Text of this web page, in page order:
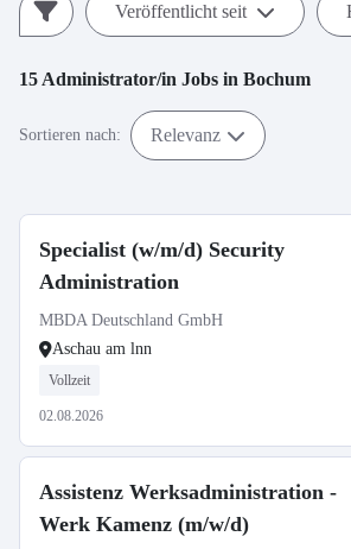
Veröffentlicht seit
15 Administrator/in Jobs in Bochum
Sortieren nach: Relevanz
Specialist (w/m/d) Security
Administration
MBDA Deutschland GmbH
Aschau am lnn
Vollzeit
02.08.2026
Assistenz Werksadministration -
Werk Kamenz (m/w/d)